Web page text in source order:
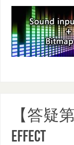
【答疑
Effect